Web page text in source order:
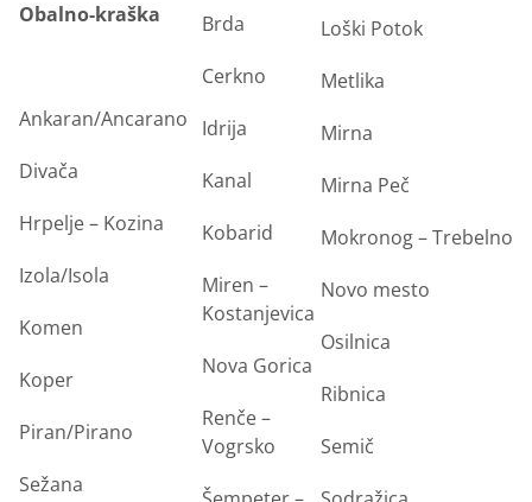
Obalno-kraška
Ankaran/Ancarano
Divača
Hrpelje – Kozina
Izola/Isola
Komen
Koper
Piran/Pirano
Sežana
Brda
Cerkno
Idrija
Kanal
Kobarid
Miren –
Kostanjevica
Nova Gorica
Renče –
Vogrsko
Loški Potok
Metlika
Mirna
Mirna Peč
Mokronog – Trebelno
Novo mesto
Osilnica
Ribnica
Semič